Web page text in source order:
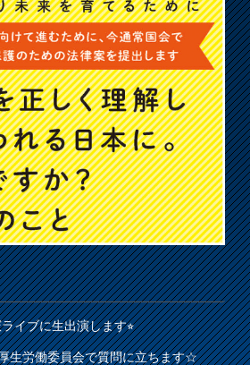
イブに生出演します⭐︎
生労働委員会で質問に立ちます☆